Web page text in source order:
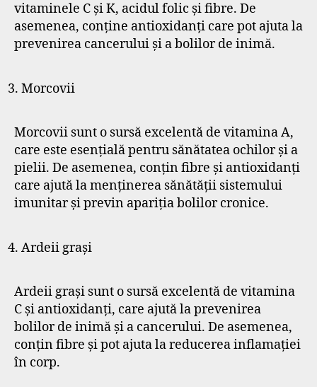
vitaminele C și K, acidul folic și fibre. De
asemenea, conține antioxidanți care pot ajuta la
prevenirea cancerului și a bolilor de inimă.
Morcovii
Morcovii sunt o sursă excelentă de vitamina A,
care este esențială pentru sănătatea ochilor și a
pielii. De asemenea, conțin fibre și antioxidanți
care ajută la menținerea sănătății sistemului
imunitar și previn apariția bolilor cronice.
Ardeii grași
Ardeii grași sunt o sursă excelentă de vitamina
C și antioxidanți, care ajută la prevenirea
bolilor de inimă și a cancerului. De asemenea,
conțin fibre și pot ajuta la reducerea inflamației
în corp.